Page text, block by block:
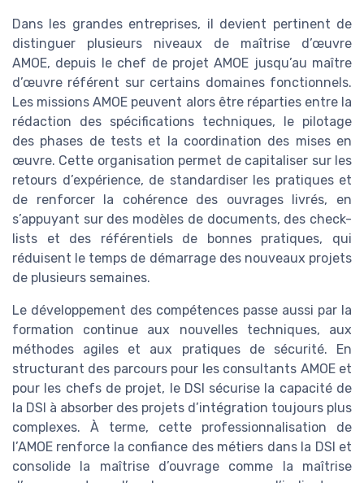
Dans les grandes entreprises, il devient pertinent de
distinguer plusieurs niveaux de maîtrise d’œuvre
AMOE, depuis le chef de projet AMOE jusqu’au maître
d’œuvre référent sur certains domaines fonctionnels.
Les missions AMOE peuvent alors être réparties entre la
rédaction des spécifications techniques, le pilotage
des phases de tests et la coordination des mises en
œuvre. Cette organisation permet de capitaliser sur les
retours d’expérience, de standardiser les pratiques et
de renforcer la cohérence des ouvrages livrés, en
s’appuyant sur des modèles de documents, des check-
lists et des référentiels de bonnes pratiques, qui
réduisent le temps de démarrage des nouveaux projets
de plusieurs semaines.
Le développement des compétences passe aussi par la
formation continue aux nouvelles techniques, aux
méthodes agiles et aux pratiques de sécurité. En
structurant des parcours pour les consultants AMOE et
pour les chefs de projet, le DSI sécurise la capacité de
la DSI à absorber des projets d’intégration toujours plus
complexes. À terme, cette professionnalisation de
l’AMOE renforce la confiance des métiers dans la DSI et
consolide la maîtrise d’ouvrage comme la maîtrise